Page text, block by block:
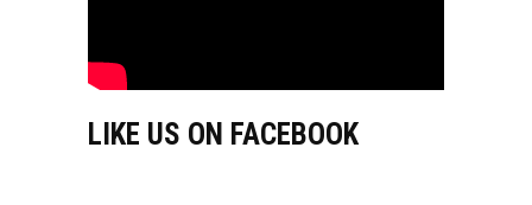
LIKE US ON FACEBOOK